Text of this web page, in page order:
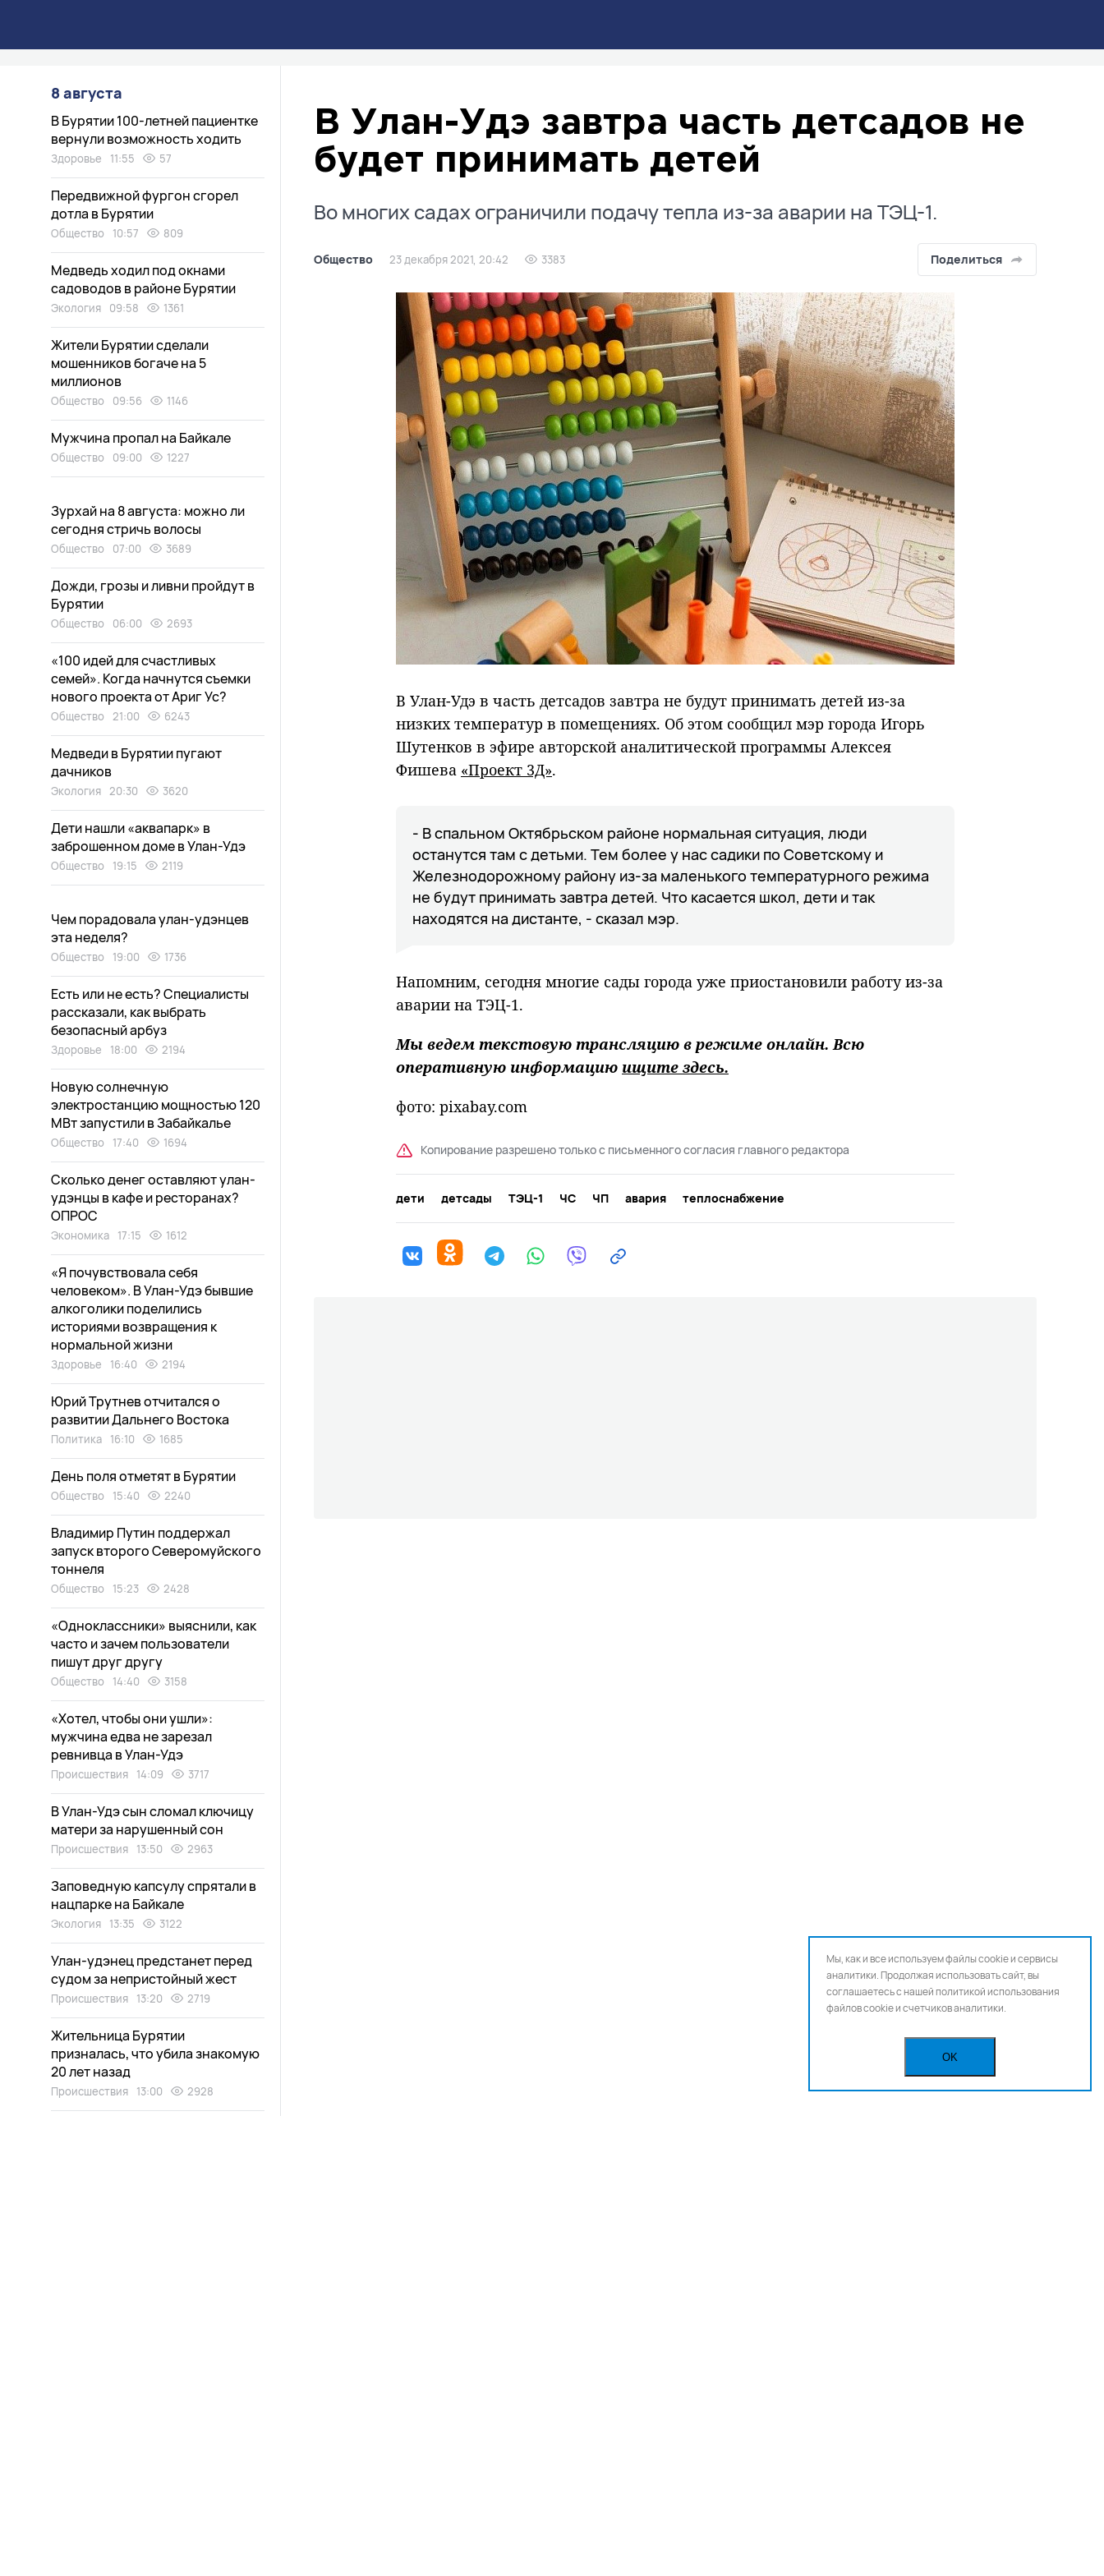
В Улан-Удэ завтра часть детсадов не
будет принимать детей
Во многих садах ограничили подачу тепла из-за аварии на ТЭЦ-1.
Общество 23 декабря 2021, 20:42 3383 Поделиться
В Улан-Удэ в часть детсадов завтра не будут принимать детей из-за
низких температур в помещениях. Об этом сообщил мэр города Игорь
Шутенков в эфире авторской аналитической программы Алексея
Фишева «Проект 3Д».
- В спальном Октябрьском районе нормальная ситуация, люди
останутся там с детьми. Тем более у нас садики по Советскому и
Железнодорожному району из-за маленького температурного режима
не будут принимать завтра детей. Что касается школ, дети и так
находятся на дистанте, - сказал мэр.
Напомним, сегодня многие сады города уже приостановили работу из-за
аварии на ТЭЦ-1.
Мы ведем текстовую трансляцию в режиме онлайн. Всю
оперативную информацию ищите здесь.
фото: pixabay.com
Копирование разрешено только с письменного согласия главного редактора
дети детсады ТЭЦ-1 ЧС ЧП авария теплоснабжение
8 августа
В Бурятии 100-летней пациентке
вернули возможность ходить
Здоровье 11:55 57
Передвижной фургон сгорел
дотла в Бурятии
Общество 10:57 809
Медведь ходил под окнами
садоводов в районе Бурятии
Экология 09:58 1361
Жители Бурятии сделали
мошенников богаче на 5
миллионов
Общество 09:56 1146
Мужчина пропал на Байкале
Общество 09:00 1227
Зурхай на 8 августа: можно ли
сегодня стричь волосы
Общество 07:00 3689
Дожди, грозы и ливни пройдут в
Бурятии
Общество 06:00 2693
«100 идей для счастливых
семей». Когда начнутся съемки
нового проекта от Ариг Ус?
Общество 21:00 6243
Медведи в Бурятии пугают
дачников
Экология 20:30 3620
Дети нашли «аквапарк» в
заброшенном доме в Улан-Удэ
Общество 19:15 2119
Чем порадовала улан-удэнцев
эта неделя?
Общество 19:00 1736
Есть или не есть? Специалисты
рассказали, как выбрать
безопасный арбуз
Здоровье 18:00 2194
Новую солнечную
электростанцию мощностью 120
МВт запустили в Забайкалье
Общество 17:40 1694
Сколько денег оставляют улан-
удэнцы в кафе и ресторанах?
ОПРОС
Экономика 17:15 1612
«Я почувствовала себя
человеком». В Улан-Удэ бывшие
алкоголики поделились
историями возвращения к
нормальной жизни
Здоровье 16:40 2194
Юрий Трутнев отчитался о
развитии Дальнего Востока
Политика 16:10 1685
День поля отметят в Бурятии
Общество 15:40 2240
Владимир Путин поддержал
запуск второго Северомуйского
тоннеля
Общество 15:23 2428
«Одноклассники» выяснили, как
часто и зачем пользователи
пишут друг другу
Общество 14:40 3158
«Хотел, чтобы они ушли»:
мужчина едва не зарезал
ревнивца в Улан-Удэ
Происшествия 14:09 3717
В Улан-Удэ сын сломал ключицу
матери за нарушенный сон
Происшествия 13:50 2963
Заповедную капсулу спрятали в
нацпарке на Байкале
Экология 13:35 3122
Улан-удэнец предстанет перед
судом за непристойный жест
Происшествия 13:20 2719
Жительница Бурятии
призналась, что убила знакомую
20 лет назад
Происшествия 13:00 2928
Мы, как и все используем файлы cookie и сервисы
аналитики. Продолжая использовать сайт, вы
соглашаетесь с нашейполитикой использования
файлов cookie и счетчиков аналитики.
OK